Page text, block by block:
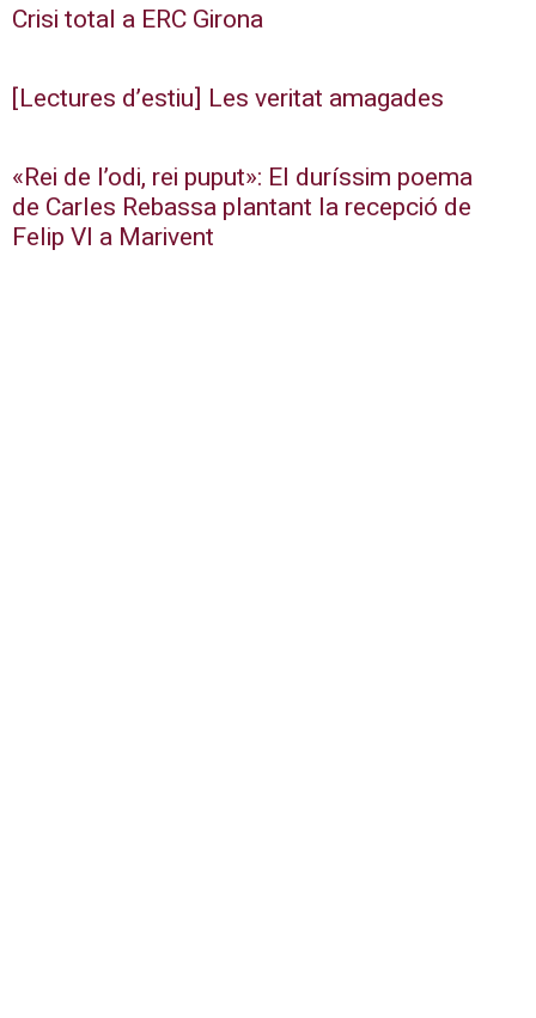
Crisi total a ERC Girona
[Lectures d’estiu] Les veritat amagades
«Rei de l’odi, rei puput»: El duríssim poema
de Carles Rebassa plantant la recepció de
Felip VI a Marivent